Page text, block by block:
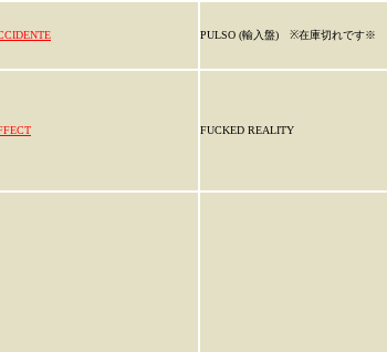
PULSO (輸入盤) ※在庫切れです※
FUCKED REALITY